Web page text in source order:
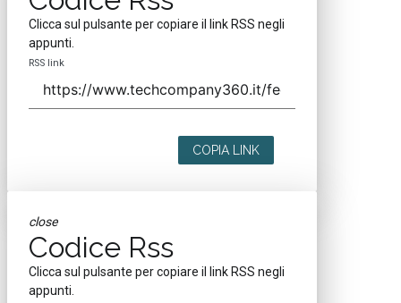
Clicca sul pulsante per copiare il link RSS negli
appunti.
RSS link
COPIA LINK
close
Codice Rss
Clicca sul pulsante per copiare il link RSS negli
appunti.